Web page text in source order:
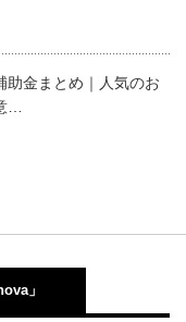
助金まとめ｜人気のお
…
」